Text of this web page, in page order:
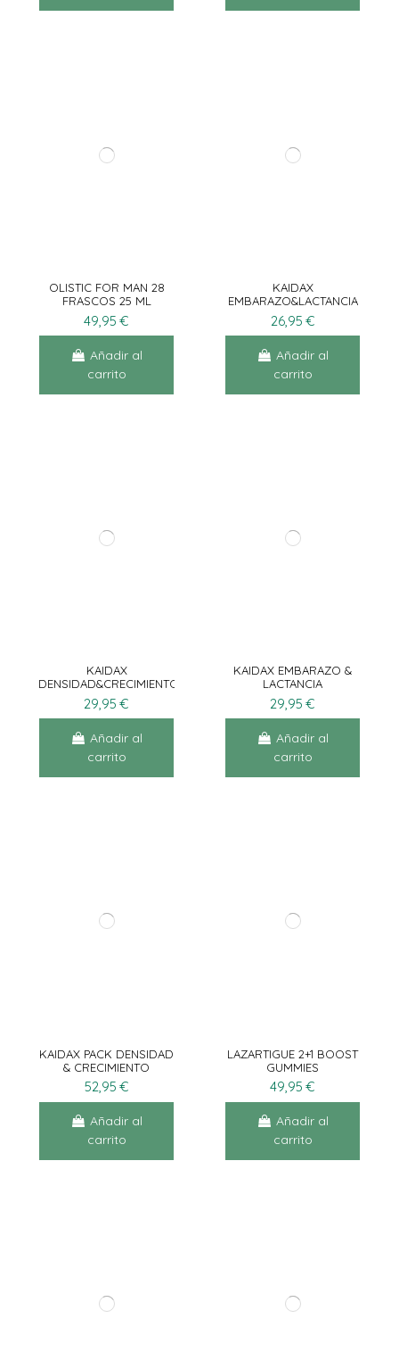
OLISTIC FOR MAN 28
FRASCOS 25 ML
49,95 €
Añadir al
carrito
KAIDAX
EMBARAZO&LACTANCIA
60 CAPS
26,95 €
Añadir al
carrito
KAIDAX
DENSIDAD&CRECIMIENTO
60CAPS
29,95 €
Añadir al
carrito
KAIDAX EMBARAZO &
LACTANCIA
29,95 €
Añadir al
carrito
KAIDAX PACK DENSIDAD
& CRECIMIENTO
2X60CAPS
52,95 €
Añadir al
carrito
LAZARTIGUE 2+1 BOOST
GUMMIES
49,95 €
Añadir al
carrito